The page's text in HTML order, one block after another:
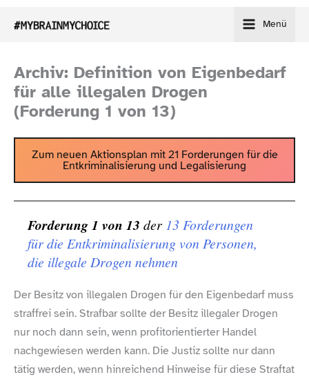
Inhalt
Menü
Archiv: Definition von Eigenbedarf
für alle illegalen Drogen
(Forderung 1 von 13)
Zum neuen Aktionsplan mit 21 Forderungen für die
Entkriminalisierung und Legalisierung
Forderung 1 von 13 der 13 Forderungen
für die Entkriminalisierung von Personen,
die illegale Drogen nehmen
Der Besitz von illegalen Drogen für den Eigenbedarf muss
straffrei sein. Strafbar sollte der Besitz illegaler Drogen
nur noch dann sein, wenn profitorientierter Handel
nachgewiesen werden kann. Die Justiz sollte nur dann
tätig werden, wenn hinreichend Hinweise für diese Straftat